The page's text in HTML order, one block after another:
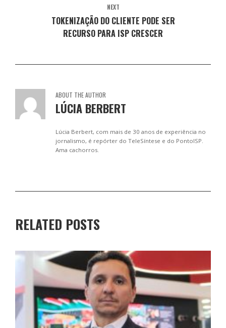
NEXT
TOKENIZAÇÃO DO CLIENTE PODE SER
RECURSO PARA ISP CRESCER
ABOUT THE AUTHOR
LÚCIA BERBERT
Lúcia Berbert, com mais de 30 anos de experiência no
jornalismo, é repórter do TeleSíntese e do PontoISP.
Ama cachorros.
RELATED POSTS